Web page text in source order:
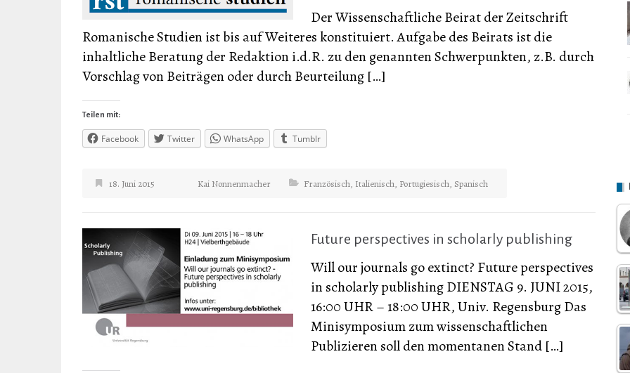
Der Wissenschaftliche Beirat der Zeitschrift
Romanische Studien ist bis auf Weiteres konstituiert. Aufgabe des Beirats ist die
inhaltliche Beratung der Redaktion i.d.R. zu den genannten Schwerpunkten, z.B. durch
Vorschlag von Beiträgen oder durch Beurteilung […]
Teilen mit:
Facebook Twitter WhatsApp Tumblr
18. Juni 2015 Kai Nonnenmacher Französisch, Italienisch, Portugiesisch, Spanisch
Future perspectives in scholarly publishing
Will our journals go extinct? Future perspectives
in scholarly publishing DIENSTAG 9. JUNI 2015,
16:00 UHR – 18:00 UHR, Univ. Regensburg Das
Minisymposium zum wissenschaftlichen
Publizieren soll den momentanen Stand […]